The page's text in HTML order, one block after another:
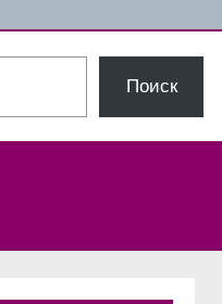
Поиск